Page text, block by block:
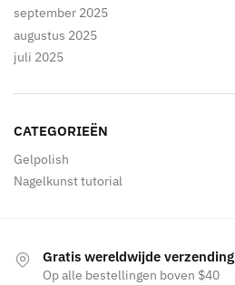
september 2025
augustus 2025
juli 2025
CATEGORIEËN
Gelpolish
Nagelkunst tutorial
Gratis wereldwijde verzending
Op alle bestellingen boven $40